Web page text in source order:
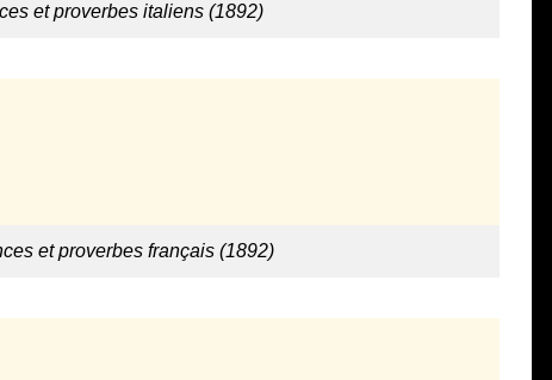
et proverbes italiens (1892)
et proverbes français (1892)